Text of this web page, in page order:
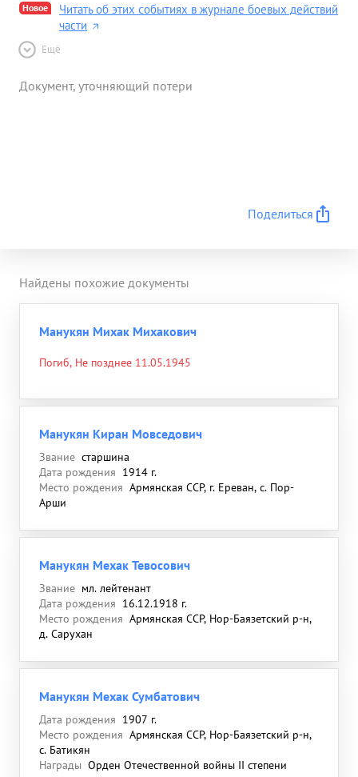
Новое
Читать об этих событиях в журнале боевых действий
части
Ещё
Документ, уточняющий потери
Поделиться
Найдены похожие документы
Манукян Михак Михакович
Погиб, Не позднее 11.05.1945
Манукян Киран Мовседович
Звание старшина
Дата рождения 1914 г.
Место рождения Армянская ССР, г. Ереван, с. Пор-
Арши
Манукян Мехак Тевосович
Звание мл. лейтенант
Дата рождения 16.12.1918 г.
Место рождения Армянская ССР, Нор-Баязетский р-н,
д. Сарухан
Манукян Мехак Сумбатович
Дата рождения 1907 г.
Место рождения Армянская ССР, Нор-Баязетский р-н,
с. Батикян
Награды Орден Отечественной войны II степени